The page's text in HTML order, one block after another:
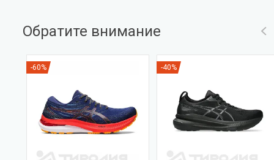
Обратите внимание
-60% -40%